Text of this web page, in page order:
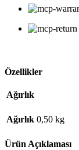
270
mm
-
Özellikler
Ağırlık
Ağırlık 0,50 kg
Ürün Açıklaması